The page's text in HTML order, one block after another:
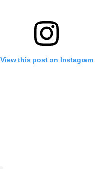
View this post on Instagram